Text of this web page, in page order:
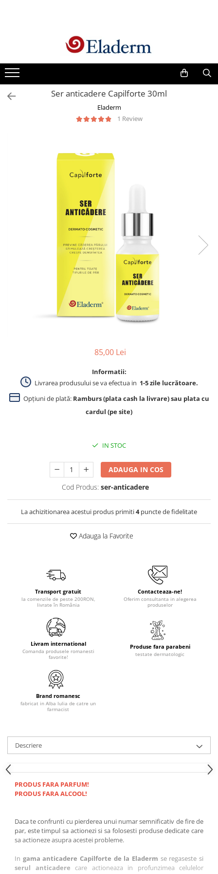
Vezi toate produsele
Creme cu protectie solara
Produse Antirid
Produse Hidratante
Produse Antiacnee
Produse pentru curatare
Creme Emoliente
Produse pentru pete pigmentare
Evidence skincare
Ser anticadere Capilforte 30ml
Eladerm
1 Review
85,00 Lei
Informatii:
Livrarea produsului se va efectua in 1-5 zile lucrătoare.
Opțiuni de plată: Ramburs (plata cash la livrare) sau plata cu
cardul (pe site)
IN STOC
ADAUGA IN COS
Cod Produs: ser-anticadere
La achizitionarea acestui produs primiti4puncte de fidelitate
Adauga la Favorite
Transport gratuit
la comenzile de peste 200RON,
livrate în România
Contacteaza-ne!
Oferim consultanta in alegerea
produselor
Livram international
Comanda produsele romanesti
favorite!
Produse fara parabeni
testate dermatologic
Brand romanesc
fabricat in Alba Iulia de catre un
farmacist
Descriere
PRODUS FARA PARFUM!
PRODUS FARA ALCOOL!
Daca te confrunti cu pierderea unui numar semnificativ de fire de
par, este timpul sa actionezi si sa folosesti produse dedicate care
sa actioneze asupra acestei probleme.
In gama anticadere Capilforte de la Eladerm se regaseste si
serul anticadere care actioneaza in profunzimea celulelor